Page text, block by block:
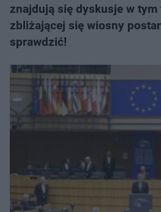
znajdują się dyskusje w tym
zbliżającej się wiosny
sprawdzić!